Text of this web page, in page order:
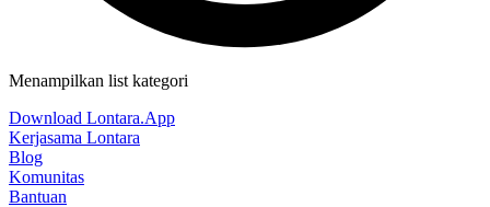
Menampilkan list kategori
Download Lontara.App
Kerjasama Lontara
Blog
Komunitas
Bantuan